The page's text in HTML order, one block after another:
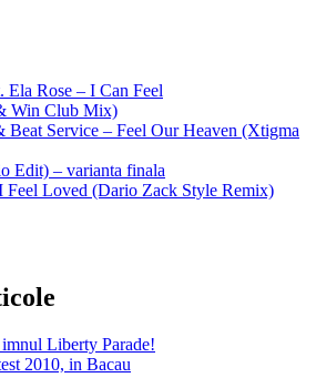
Ela Rose – I Can Feel
Win Club Mix)
Beat Service – Feel Our Heaven (Xtigma
Edit) – varianta finala
Feel Loved (Dario Zack Style Remix)
imnul Liberty Parade!
2010, in Bacau